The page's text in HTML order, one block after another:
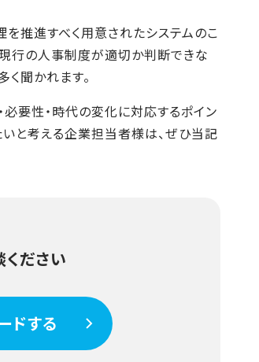
推進すべく用意されたシステムのこ
現行の人事制度が適切か判断できな
聞かれます。
要性・時代の変化に対応するポイン
と考える企業担当者様は、ぜひ当記
ださい
ドする